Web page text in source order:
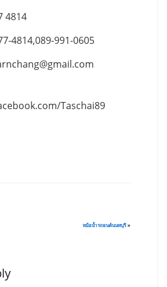
4814
4814,089-991-0605
Taschai89
หม้อน้ำรถยนต์นนทบุรี»